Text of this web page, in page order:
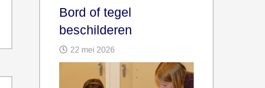
Bord of tegel
beschilderen
22 mei 2026